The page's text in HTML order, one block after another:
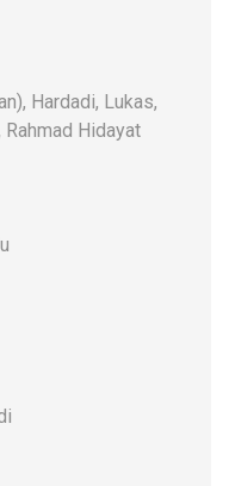
Hardadi, Lukas,
Hidayat